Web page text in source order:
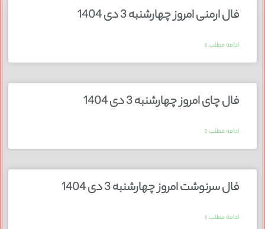
فال ارمنی امروز چهارشنبه 3 دی 1404
ادامه مطلب »
فال چای امروز چهارشنبه 3 دی 1404
ادامه مطلب »
فال سرنوشت امروز چهارشنبه 3 دی 1404
ادامه مطلب »